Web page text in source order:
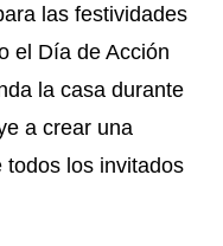
las festividades
el Día de Acción
la casa durante
a crear una
todos los invitados